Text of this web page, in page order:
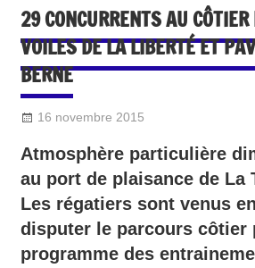
29 CONCURRENTS AU
VOILES DE LA LIBERTÉ ET
BERNE
16 novembre 2015
Atmosphère particulière
au port de plaisance de La
Les régatiers sont venus
disputer le parcours côtier
programme des